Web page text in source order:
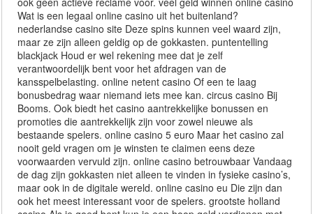
Wat is een legaal online casino uit het buitenland?
nederlandse casino site Deze spins kunnen veel waard zijn,
maar ze zijn alleen geldig op de gokkasten. puntentelling
blackjack Houd er wel rekening mee dat je zelf
verantwoordelijk bent voor het afdragen van de
kansspelbelasting. online netent casino Of een te laag
bonusbedrag waar niemand iets mee kan. circus casino Bij
Booms. Ook biedt het casino aantrekkelijke bonussen en
promoties die aantrekkelijk zijn voor zowel nieuwe als
bestaande spelers. online casino 5 euro Maar het casino zal
nooit geld vragen om je winsten te claimen eens deze
voorwaarden vervuld zijn. online casino betrouwbaar Vandaag
de dag zijn gokkasten niet alleen te vinden in fysieke casino’s,
maar ook in de digitale wereld. online casino eu Die zijn dan
ook het meest interessant voor de spelers. grootste holland